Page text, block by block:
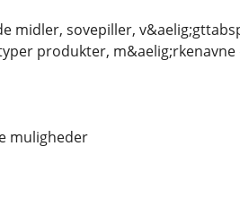
midler, sovepiller,
produkter,
muligheder